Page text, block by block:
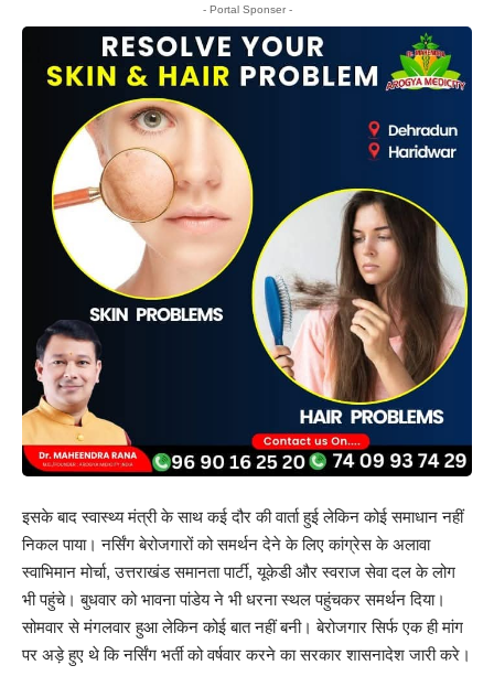
- Portal Sponser -
इसके बाद स्वास्थ्य मंत्री के साथ कई दौर की वार्ता हुई लेकिन कोई समाधान नहीं
निकल पाया। नर्सिंग बेरोजगारों को समर्थन देने के लिए कांग्रेस के अलावा
स्वाभिमान मोर्चा, उत्तराखंड समानता पार्टी, यूकेडी और स्वराज सेवा दल के लोग
भी पहुंचे। बुधवार को भावना पांडेय ने भी धरना स्थल पहुंचकर समर्थन दिया।
सोमवार से मंगलवार हुआ लेकिन कोई बात नहीं बनी। बेरोजगार सिर्फ एक ही मांग
पर अड़े हुए थे कि नर्सिंग भर्ती को वर्षवार करने का सरकार शासनादेश जारी करे।